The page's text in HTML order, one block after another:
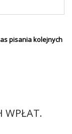
pisania kolejnych
WPŁAT.